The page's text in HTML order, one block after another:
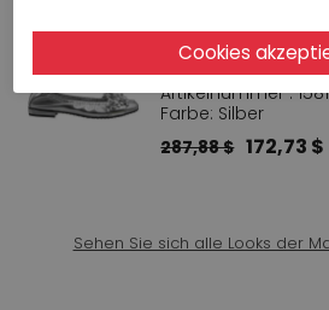
KENNEL &
NAPPA SILVER
Artikelnummer :
Farbe: Silber
287,88 $ 172,73 $
Sehen Sie sich alle Looks der